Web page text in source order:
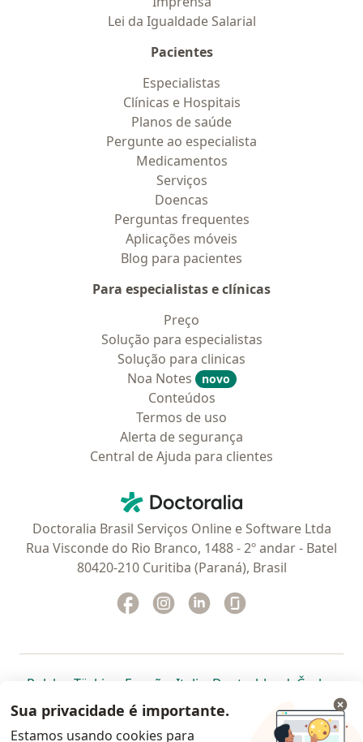
Lei da Igualdade Salarial
Pacientes
Especialistas
Clínicas e Hospitais
Planos de saúde
Pergunte ao especialista
Medicamentos
Serviços
Doencas
Perguntas frequentes
Aplicações móveis
Blog para pacientes
Para especialistas e clínicas
Preço
Solução para especialistas
Solução para clinicas
Noa Notes
novo
Conteúdos
Termos de uso
Alerta de segurança
Central de Ajuda para clientes
Doctoralia - Homepage
Doctoralia Brasil Serviços Online e Software Ltda
Rua Visconde do Rio Branco, 1488 - 2º andar - Batel
80420-210 Curitiba (Paraná), Brasil
Facebook
abre num novo separador
Instagram
abre num novo separador
Linkedin
abre num novo
Polska abre num novo separador
Türkiye abre num novo separador
España abre num novo separador
Italia abre num novo
Deutschlandabre num
Česko
Portugal abre num novo separador
, México abre num novo separador
, abre num novo separador
Brasil abre num novoabre num
abre
Colombia abre num novo
Sua privacidade é importante.
Estamos usando cookies para